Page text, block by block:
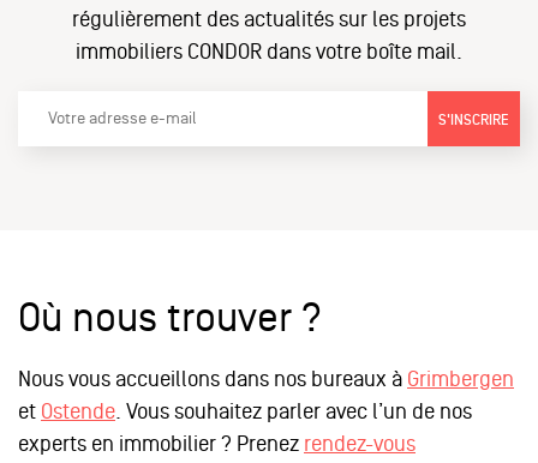
régulièrement des actualités sur les projets
immobiliers CONDOR dans votre boîte mail.
S'INSCRIRE
Où nous trouver ?
Nous vous accueillons dans nos bureaux à Grimbergen
et Ostende . Vous souhaitez parler avec l’un de nos
experts en immobilier ? Prenez rendez-vous